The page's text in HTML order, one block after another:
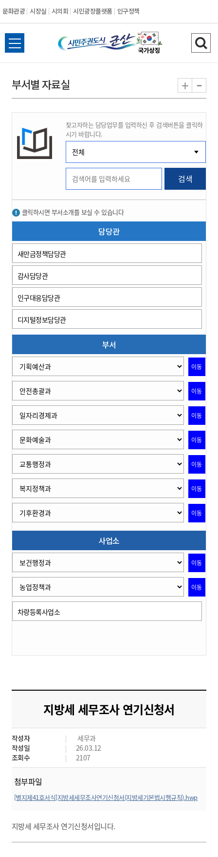
문화관광 시장실 시의회 시민광장플랫폼 인구정책
시
민
권
도
시
군
산
전
체
뉴
열
검
색
기
부서별 자료실 + -
찾고자하는 담당업무를 입력하신 후 검색버튼을 클릭하
시기 바랍니다.
검색
클릭하시면 부서소개를 보실 수 있습니다
담당관
새만금정책담당관
감사담당관
인구대응담당관
디지털정보담당관
부서
이동
이동
이동
이동
이동
이동
이동
사업소
이동
이동
차량등록사업소
지방세 세무조사 연기신청서
작성자
세무과
작성일
26.03.12
조회수
2107
첨부파일
[별지제41호서식]지방세세무조사연기신청서(지방세기본법시행규칙).hwp
지방세 세무조사 연기신청서입니다.